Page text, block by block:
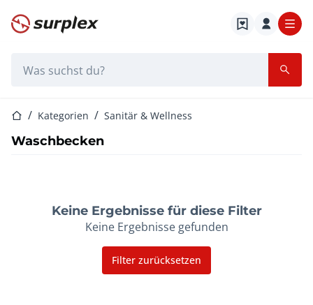
Startseite
StartseiteKategorien Sanitär & Wellness
Waschbecken
Keine Ergebnisse für diese Filter
Keine Ergebnisse gefunden
Filter zurücksetzen